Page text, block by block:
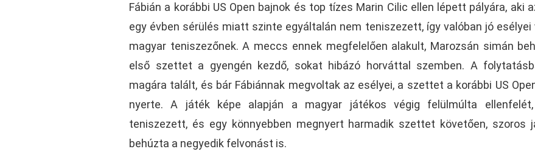
Fábián a korábbi US Open bajnok és top tízes Marin Cilic ellen lépett pályára, aki
egy évben sérülés miatt szinte egyáltalán nem teniszezett, így valóban jó esélyei
magyar teniszezőnek. A meccs ennek megfelelően alakult, Marozsán simán
első szettet a gyengén kezdő, sokat hibázó horváttal szemben. A
magára talált, és bár Fábiánnak megvoltak az esélyei, a szettet a korábbi US
nyerte. A játék képe alapján a magyar játékos végig felülmúlta ellenfelét,
teniszezett, és egy könnyebben megnyert harmadik szettet követően, szoros
behúzta a negyedik felvonást is.